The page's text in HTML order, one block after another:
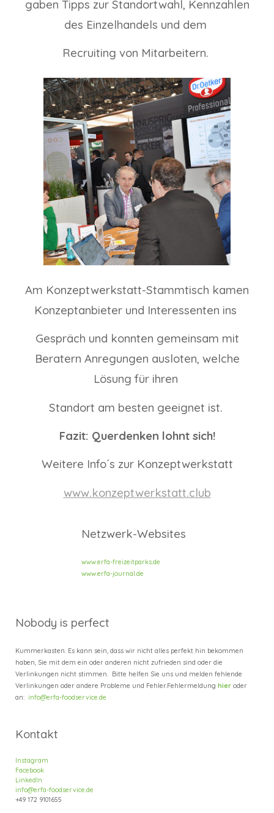
gaben Tipps zur Standortwahl, Kennzahlen
des Einzelhandels und dem
Recruiting von Mitarbeitern.
Am Konzeptwerkstatt-Stammtisch kamen
Konzeptanbieter und Interessenten ins
Gespräch und konnten gemeinsam mit
Beratern Anregungen ausloten, welche
Lösung für ihren
Standort am besten geeignet ist.
Fazit: Querdenken lohnt sich!
Weitere Info´s zur Konzeptwerkstatt
www.konzeptwerkstatt.club
Netzwerk-Websites
www.erfa-freizeitparks.de
www.erfa-journal.de
Nobody is perfect
Kummerkasten. Es kann sein, dass wir nicht alles perfekt hin bekommen
haben, Sie mit dem ein oder anderen nicht zufrieden sind oder die
Verlinkungen nicht stimmen. Bitte helfen Sie uns und melden fehlende
Verlinkungen oder andere Probleme und Fehler.Fehlermeldunghier oder
an:info@erfa-foodservice.de
Kontakt
Instagram
Facebook
LinkedIn
info@erfa-foodservice.de
+49172 9101655